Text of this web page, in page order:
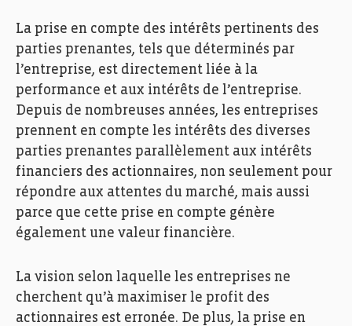
La prise en compte des intérêts pertinents des
parties prenantes, tels que déterminés par
l’entreprise, est directement liée à la
performance et aux intérêts de l’entreprise.
Depuis de nombreuses années, les entreprises
prennent en compte les intérêts des diverses
parties prenantes parallèlement aux intérêts
financiers des actionnaires, non seulement pour
répondre aux attentes du marché, mais aussi
parce que cette prise en compte génère
également une valeur financière.
La vision selon laquelle les entreprises ne
cherchent qu’à maximiser le profit des
actionnaires est erronée. De plus, la prise en